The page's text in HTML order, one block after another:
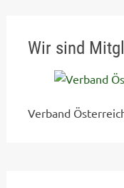
Wir sind
Verband